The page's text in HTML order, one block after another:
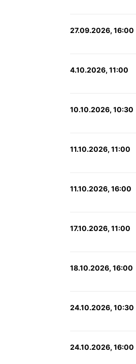
27.09.2026, 16:00
4.10.2026, 11:00
10.10.2026, 10:30
11.10.2026, 11:00
11.10.2026, 16:00
17.10.2026, 11:00
18.10.2026, 16:00
24.10.2026, 10:30
24.10.2026, 16:00